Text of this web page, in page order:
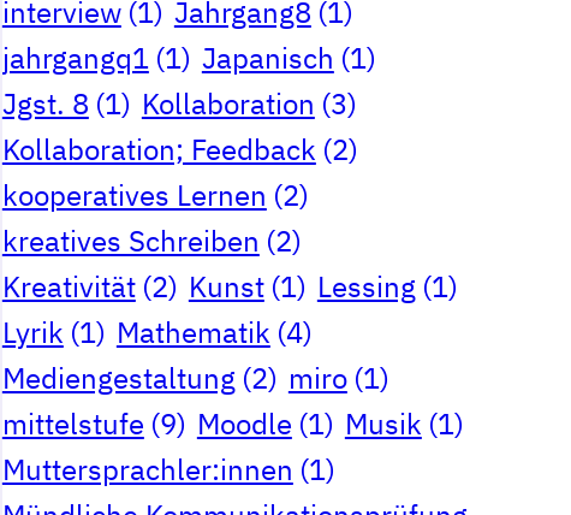
interview (1) Jahrgang8 (1)
jahrgangq1 (1) Japanisch (1)
Jgst. 8 (1) Kollaboration (3)
Kollaboration; Feedback (2)
kooperatives Lernen (2)
kreatives Schreiben (2)
Kreativität (2) Kunst (1) Lessing (1)
Lyrik (1) Mathematik (4)
Mediengestaltung (2) miro (1)
mittelstufe (9) Moodle (1) Musik (1)
Muttersprachler:innen (1)